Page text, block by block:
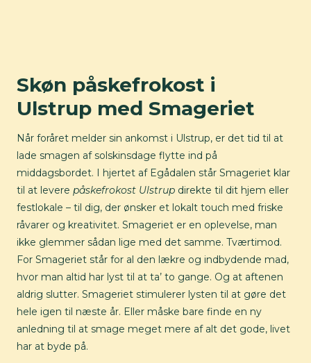
Skøn påskefrokost i
Ulstrup med Smageriet
Når foråret melder sin ankomst i Ulstrup, er det tid til at
lade smagen af solskinsdage flytte ind på
middagsbordet. I hjertet af Egådalen står Smageriet klar
til at levere påskefrokost Ulstrup direkte til dit hjem eller
festlokale – til dig, der ønsker et lokalt touch med friske
råvarer og kreativitet. Smageriet er en oplevelse, man
ikke glemmer sådan lige med det samme. Tværtimod.
For Smageriet står for al den lækre og indbydende mad,
hvor man altid har lyst til at ta’ to gange. Og at aftenen
aldrig slutter. Smageriet stimulerer lysten til at gøre det
hele igen til næste år. Eller måske bare finde en ny
anledning til at smage meget mere af alt det gode, livet
har at byde på.